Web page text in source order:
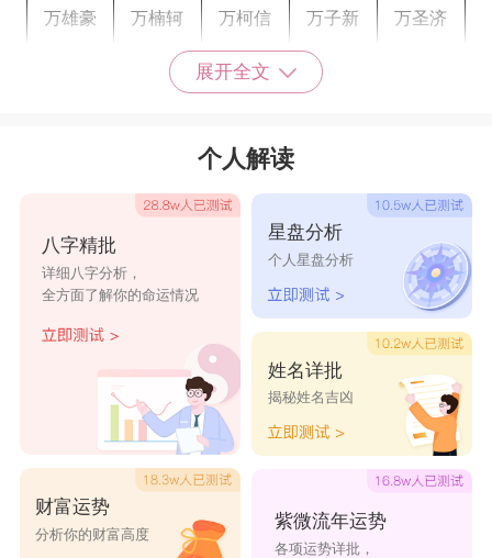
万雄豪 万楠轲 万柯信 万子新 万圣济
万子涵 万子硕 万子龙
万君智
万梁昊 万博嘉
万鹏琛 万秋雨 万景锋
万宁颂 万琛宥 万建皓 万麟秦
展开全文
个人解读
八字精批
详细八字分析，
全方面了解你的命运情况
财富运势
分析你的财富高度
星盘分析
个人星盘分析
姓名详批
揭秘姓名吉凶
紫微流年运势
各项运势详批，